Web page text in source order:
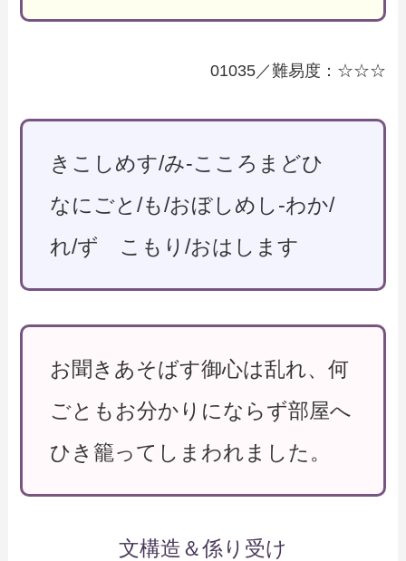
01035／難易度：☆☆☆
きこしめす/み-こころまどひ
なにごと/も/おぼしめし-わか/
れ/ず こもり/おはします
お聞きあそばす御心は乱れ、何
ごともお分かりにならず部屋へ
ひき籠ってしまわれました。
文構造＆係り受け